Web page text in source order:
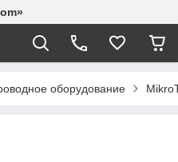
оборудование